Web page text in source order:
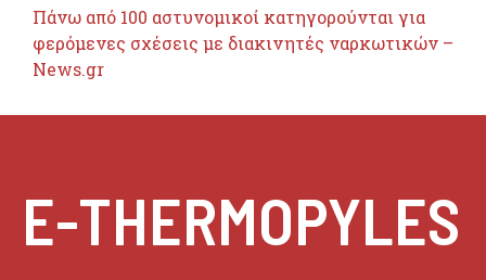
Πάνω από 100 αστυνομικοί κατηγορούνται για
φερόμενες σχέσεις με διακινητές ναρκωτικών –
News.gr
E-THERMOPYLES